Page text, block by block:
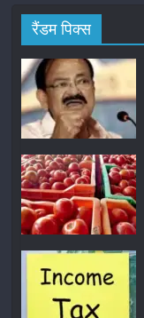
रैंडम पिक्स